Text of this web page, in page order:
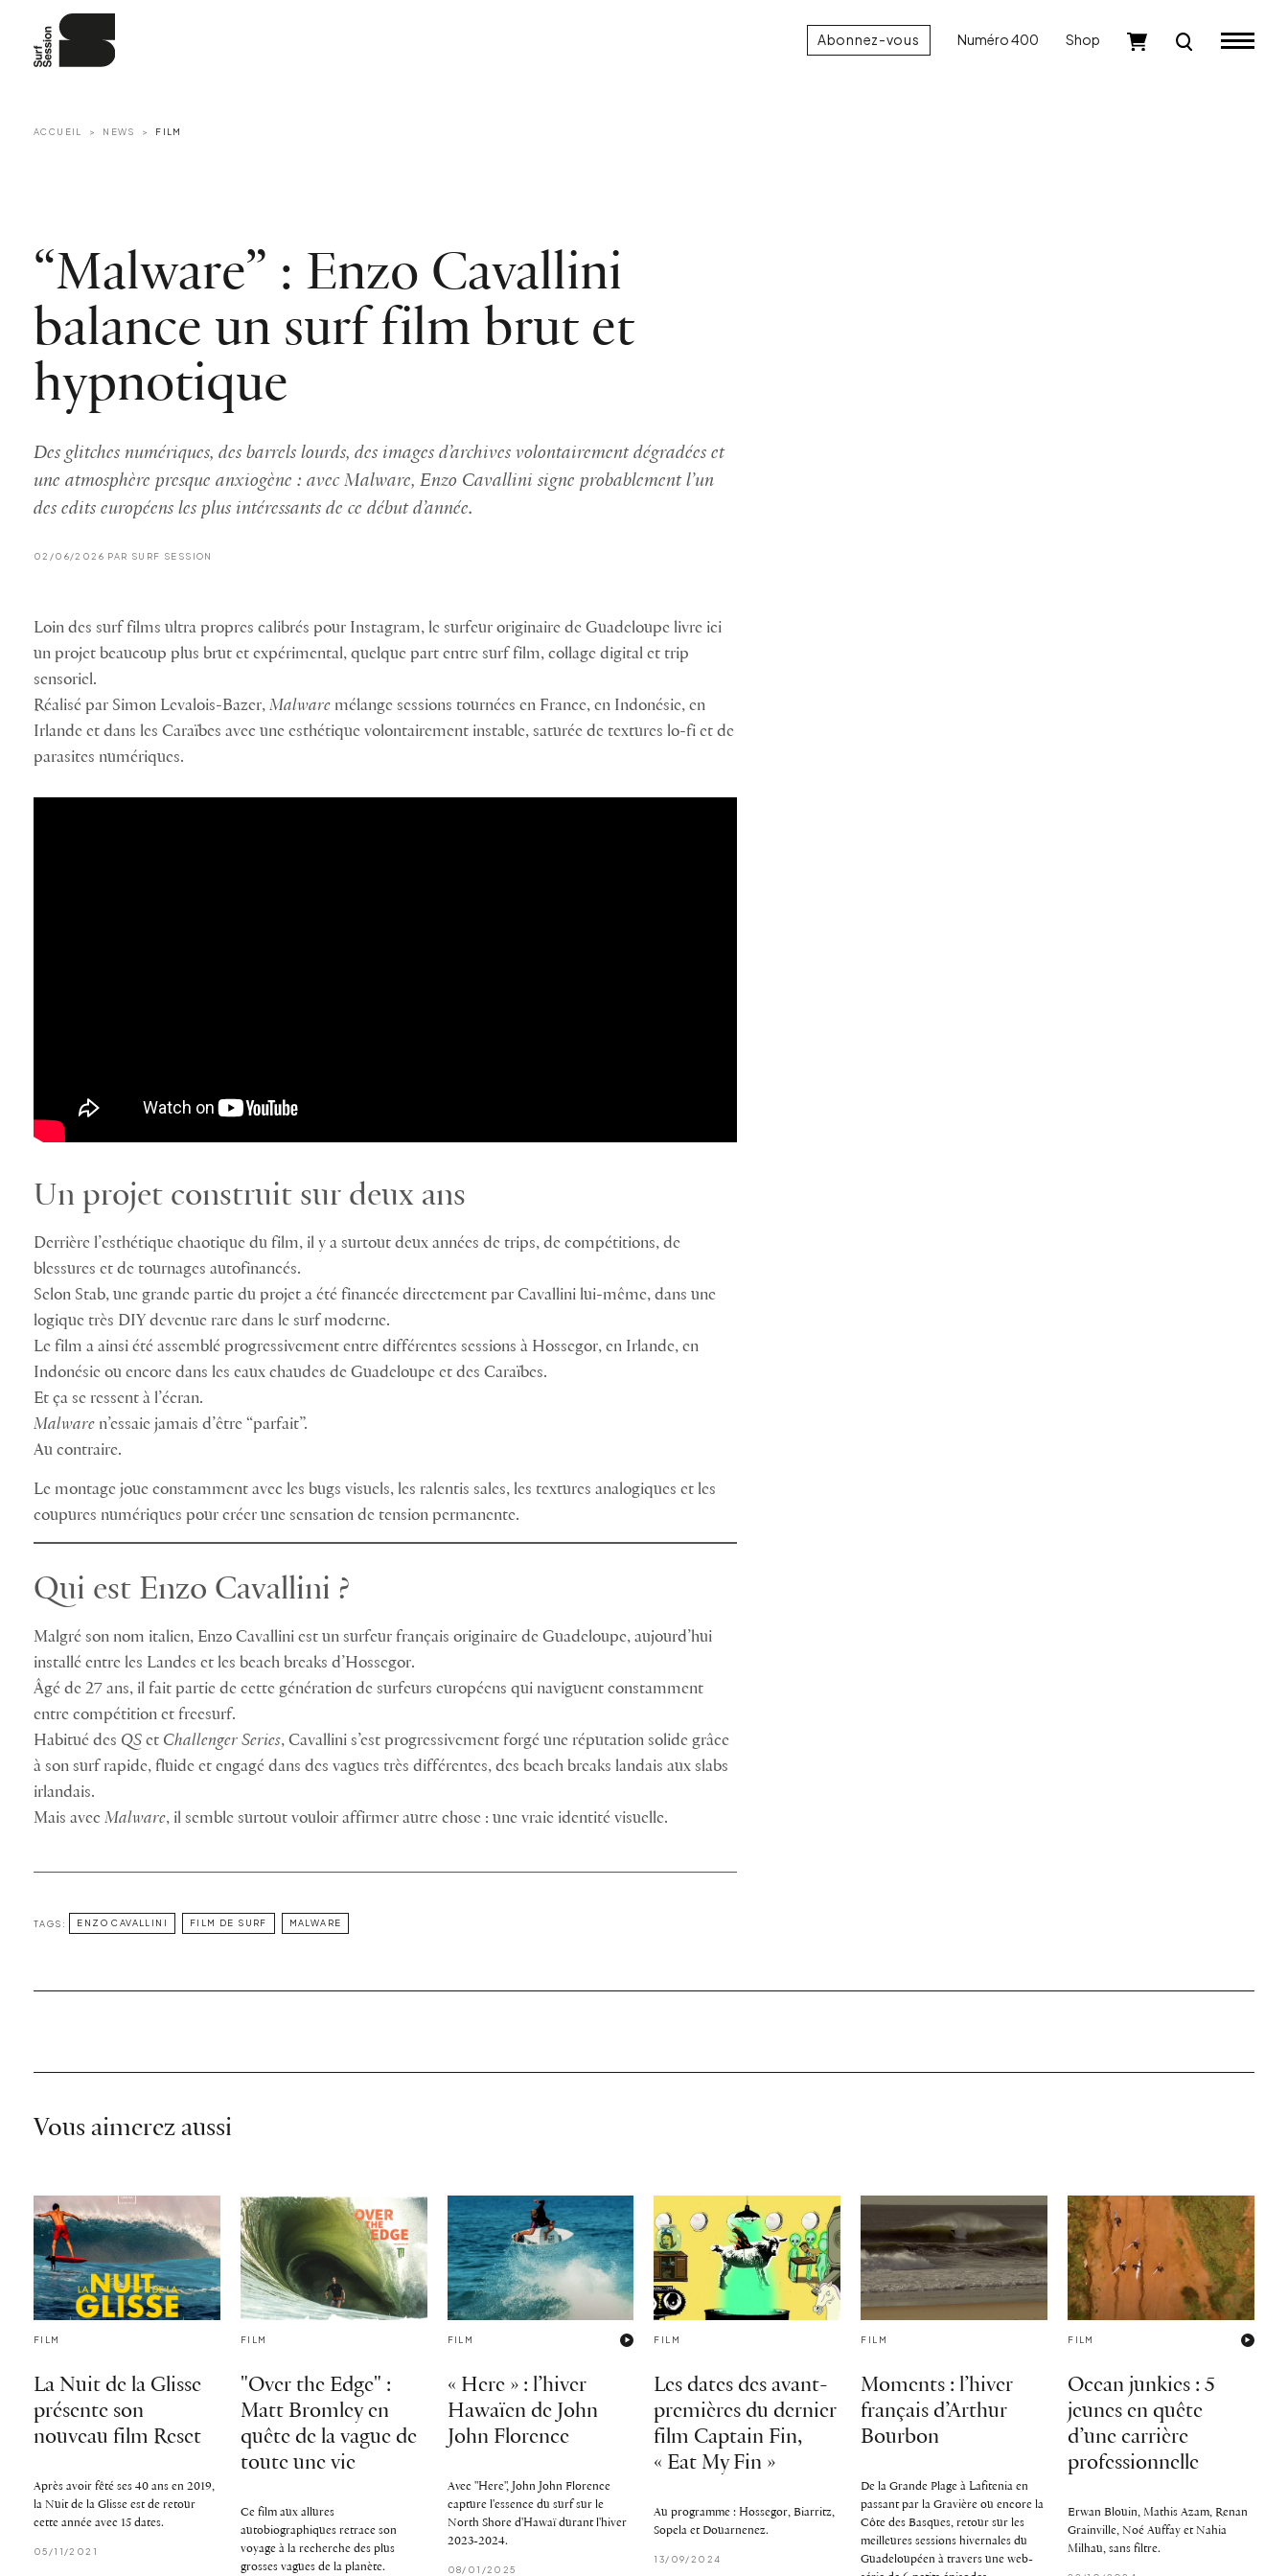
Abonnez-vous Numéro 400 Shop
ACCUEIL NEWS FILM
“Malware” : Enzo Cavallini
balance un surf film brut et
hypnotique
Des glitches numériques, des barrels lourds, des images d’archives volontairement dégradées et
une atmosphère presque anxiogène : avec Malware, Enzo Cavallini signe probablement l’un
des edits européens les plus intéressants de ce début d’année.
02/06/2026 PAR SURF SESSION
Loin des surf films ultra propres calibrés pour Instagram, le surfeur originaire de Guadeloupe livre ici
un projet beaucoup plus brut et expérimental, quelque part entre surf film, collage digital et trip
sensoriel.
Réalisé par Simon Levalois-Bazer, Malware mélange sessions tournées en France, en Indonésie, en
Irlande et dans les Caraïbes avec une esthétique volontairement instable, saturée de textures lo-fi et de
parasites numériques.
Un projet construit sur deux ans
Derrière l’esthétique chaotique du film, il y a surtout deux années de trips, de compétitions, de
blessures et de tournages autofinancés.
Selon Stab, une grande partie du projet a été financée directement par Cavallini lui-même, dans une
logique très DIY devenue rare dans le surf moderne.
Le film a ainsi été assemblé progressivement entre différentes sessions à Hossegor, en Irlande, en
Indonésie ou encore dans les eaux chaudes de Guadeloupe et des Caraïbes.
Et ça se ressent à l’écran.
Malware n’essaie jamais d’être “parfait”.
Au contraire.
Le montage joue constamment avec les bugs visuels, les ralentis sales, les textures analogiques et les
coupures numériques pour créer une sensation de tension permanente.
Qui est Enzo Cavallini ?
Malgré son nom italien, Enzo Cavallini est un surfeur français originaire de Guadeloupe, aujourd’hui
installé entre les Landes et les beach breaks d’Hossegor.
Âgé de 27 ans, il fait partie de cette génération de surfeurs européens qui naviguent constamment
entre compétition et freesurf.
Habitué des QS et Challenger Series, Cavallini s’est progressivement forgé une réputation solide grâce
à son surf rapide, fluide et engagé dans des vagues très différentes, des beach breaks landais aux slabs
irlandais.
Mais avec Malware, il semble surtout vouloir affirmer autre chose : une vraie identité visuelle.
TAGS: ENZO CAVALLINI FILM DE SURF MALWARE
Vous aimerez aussi
FILM
La Nuit de la Glisse
présente son
nouveau film Reset
Après avoir fêté ses 40 ans en 2019,
la Nuit de la Glisse est de retour
cette année avec 15 dates.
05/11/2021
FILM
"Over the Edge" :
Matt Bromley en
quête de la vague de
toute une vie
Ce film aux allures
autobiographiques retrace son
voyage à la recherche des plus
grosses vagues de la planète.
FILM
« Here » : l’hiver
Hawaïen de John
John Florence
Avec "Here", John John Florence
capture l'essence du surf sur le
North Shore d'Hawaï durant l'hiver
2023-2024.
08/01/2025
FILM
Les dates des avant-
premières du dernier
film Captain Fin,
« Eat My Fin »
Au programme : Hossegor, Biarritz,
Sopela et Douarnenez.
13/09/2024
FILM
Moments : l’hiver
français d’Arthur
Bourbon
De la Grande Plage à Lafitenia en
passant par la Gravière ou encore la
Côte des Basques, retour sur les
meilleures sessions hivernales du
Guadeloupéen à travers une web-
FILM
Ocean junkies : 5
jeunes en quête
d’une carrière
professionnelle
Erwan Blouin, Mathis Azam, Renan
Grainville, Noé Auffay et Nahia
Milhau, sans filtre.